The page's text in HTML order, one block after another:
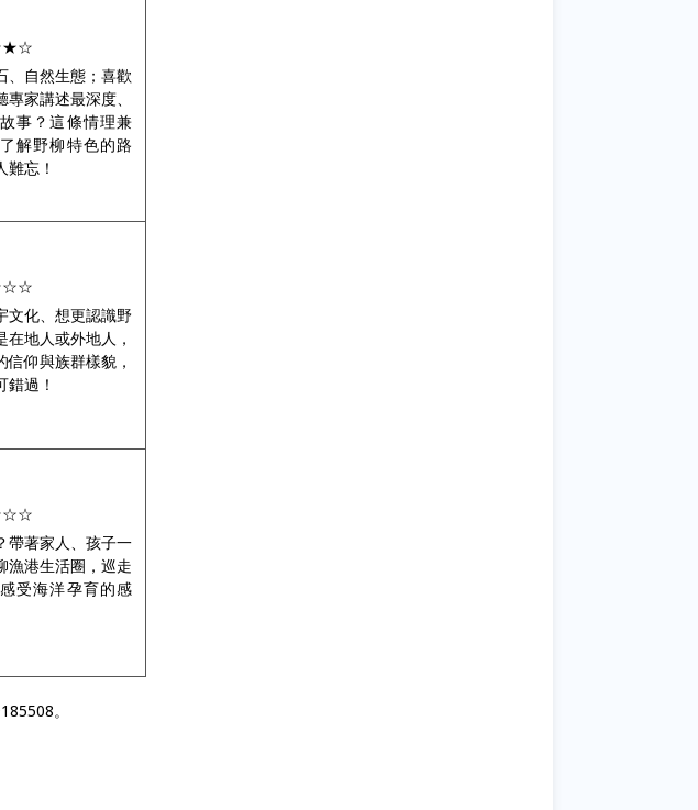
、自然生態；喜歡
家講述最深度、
事？這條情理兼
解野柳特色的路
難忘！
文化、想更認識野
在地人或外地人，
信仰與族群樣貌，
錯過！
帶著家人、孩子一
漁港生活圈，巡走
受海洋孕育的感
。